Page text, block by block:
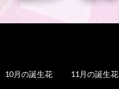
10月の誕生花 11月の誕生花